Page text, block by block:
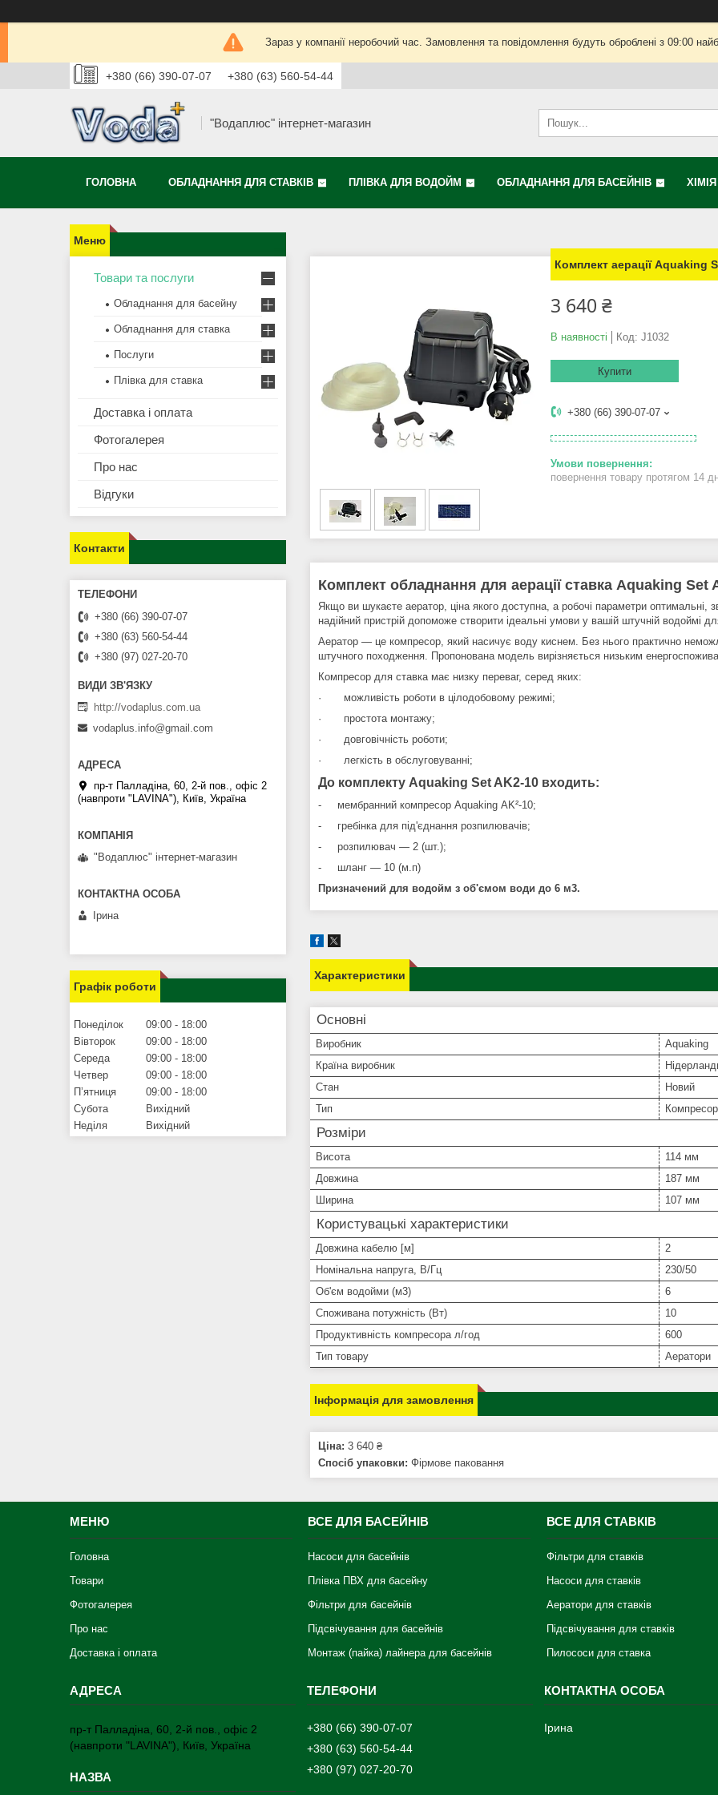
Зараз у компанії неробочий час. Замовлення та повідомлення будуть оброблені з 09:00
+380 (66) 390-07-07 +380 (63) 560-54-44
"Водаплюс" інтернет-магазин
ГОЛОВНА ОБЛАДНАННЯ ДЛЯ СТАВКІВ ПЛІВКА ДЛЯ ВОДОЙМ ОБЛАДНАННЯ ДЛЯ БАСЕЙНІВ
Комплект аерації Aquaking
3 640 ₴
В наявності Код: J1032
Купити
+380 (66) 390-07-07
повернення товару протягом 14
Комплект обладнання для аерації ставка Aquaking Set
Якщо ви шукаєте аератор, ціна якого доступна, а робочі параметри оптимальні,
надійний пристрій допоможе створити ідеальні умови у вашій штучній водоймі
Аератор — це компресор, який насичує воду киснем. Без нього практично
штучного походження. Пропонована модель вирізняється низьким
Компресор для ставка має низку переваг, серед яких:
· можливість роботи в цілодобовому режимі;
· простота монтажу;
· довговічність роботи;
· легкість в обслуговуванні;
До комплекту Aquaking Set AK2-10 входить:
- мембранний компресор Aquaking AK²-10;
- гребінка для під'єднання розпилювачів;
- розпилювач — 2 (шт.);
- шланг — 10 (м.п)
Призначений для водойм з об'ємом води до 6 м3.
Характеристики
Основні
Виробник
Aquaking
Країна виробник
Стан
Новий
Тип
Розміри
Висота
114 мм
Довжина
187 мм
Ширина
107 мм
Користувацькі характеристики
Довжина кабелю [м]
2
Номінальна напруга, В/Гц
230/50
Об'єм водойми (м3)
6
Споживана потужність (Вт)
10
Продуктивність компресора л/год
600
Тип товару
Аератори
Інформація для замовлення
Ціна: 3 640 ₴
Спосіб упаковки: Фірмове паковання
Товари та послуги
Обладнання для басейну
Обладнання для ставка
Послуги
Плівка для ставка
Доставка і оплата
Фотогалерея
Про нас
Відгуки
Контакти
+380 (66) 390-07-07
+380 (63) 560-54-44
+380 (97) 027-20-70
http://vodaplus.com.ua
vodaplus.info@gmail.com
пр-т Палладіна, 60, 2-й пов., офіс 2
(навпроти "LAVINA"), Київ, Україна
"Водаплюс" інтернет-магазин
Ірина
Графік роботи
Понеділок 09:00
18:00
Вівторок
09:00
18:00
Середа
09:00
18:00
Четвер
09:00
18:00
Пʼятниця
09:00
18:00
Субота
Вихідний
Неділя
Вихідний
МЕНЮ
Головна
Товари
Фотогалерея
Про нас
Доставка і оплата
ВСЕ ДЛЯ БАСЕЙНІВ
Насоси для басейнів
Плівка ПВХ для басейну
Фільтри для басейнів
Підсвічування для басейнів
Монтаж (пайка) лайнера для басейнів
ВСЕ ДЛЯ СТАВКІВ
Фільтри для ставків
Насоси для ставків
Аератори для ставків
Підсвічування для ставків
Пилососи для ставка
пр-т Палладіна, 60, 2-й пов., офіс 2
(навпроти "LAVINA"), Київ, Україна
+380 (66) 390-07-07
+380 (63) 560-54-44
+380 (97) 027-20-70
Ірина